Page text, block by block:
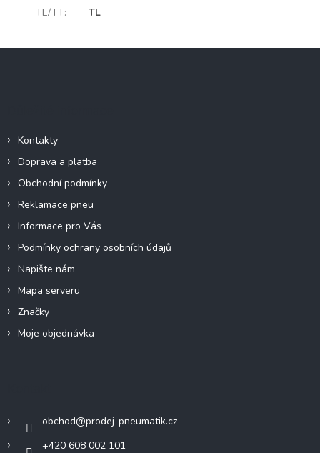
TL/TT: TL
Kontakty
Doprava a platba
Obchodní podmínky
Reklamace pneu
Informace pro Vás
Podmínky ochrany osobních údajů
Napište nám
Mapa serveru
Značky
Moje objednávka
obchod@prodej-pneumatik.cz
+420 608 002 101